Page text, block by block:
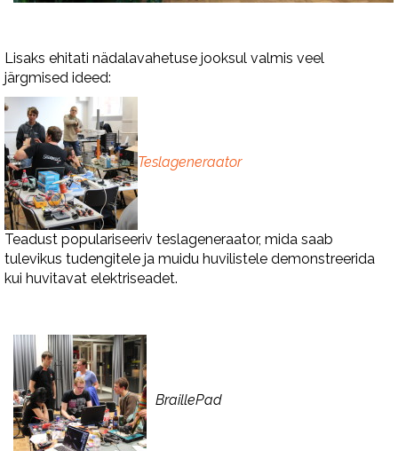
Lisaks ehitati nädalavahetuse jooksul valmis veel
järgmised ideed:
Teslageneraator
Teadust populariseeriv teslageneraator, mida saab
tulevikus tudengitele ja muidu huvilistele demonstreerida
kui huvitavat elektriseadet.
BraillePad